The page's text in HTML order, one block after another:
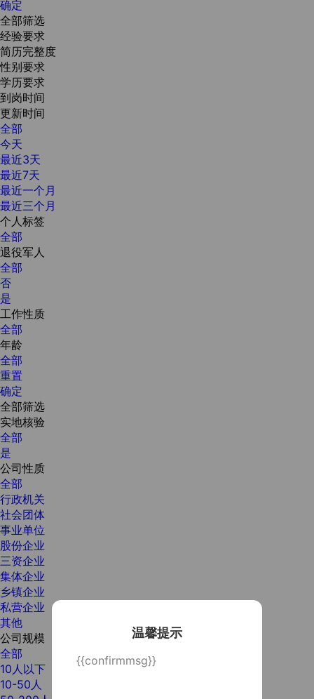
温馨提示
{{confirmmsg}}
确定
全部筛选
经验要求
简历完整度
性别要求
学历要求
到岗时间
更新时间
全部
今天
最近3天
最近7天
最近一个月
最近三个月
个人标签
全部
退役军人
全部
否
是
工作性质
全部
年龄
全部
重置
确定
全部筛选
实地核验
全部
是
公司性质
全部
行政机关
社会团体
事业单位
股份企业
三资企业
集体企业
乡镇企业
私营企业
其他
公司规模
全部
10人以下
10-50人